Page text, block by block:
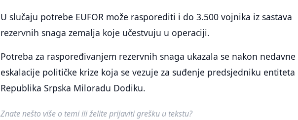
U slučaju potrebe EUFOR može rasporediti i do 3.500 vojnika iz sastava
rezervnih snaga zemalja koje učestvuju u operaciji.
Potreba za raspoređivanjem rezervnih snaga ukazala se nakon nedavne
eskalacije političke krize koja se vezuje za suđenje predsjedniku entiteta
Republika Srpska Miloradu Dodiku.
Znate nešto više o temi ili želite prijaviti grešku u tekstu?